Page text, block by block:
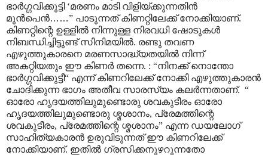
ഭാർഗ്ഗവിക്കുട്ടി ‘മരണം മാടി വിളിയ്ക്കുന്നതിൻ
മുൻപെൻ……” പാടുന്നത് കിണറ്റിലേക്ക് നോക്കിയാണ്.
കിണറ്റിന്റെ ഉള്ളിൽ നിന്നുള്ള നിരവധി ഷോടുകൾ
നിബന്ധിച്ചിട്ടുണ്ട് സിനിമയിൽ. രണ്ടു തവണ
എഴുത്തുകാരനെ മരണസാദ്ധ്യതയിൽ നിന്ന്
അകറ്റിയതും ഈ കിണർ തന്നെ. : “നിനക്ക് നൊന്തോ
ഭാർഗ്ഗവിക്കുട്ടീ“ എന്ന് കിണറിലേക്ക് നോക്കി എഴുത്തുകാരൻ
ചോദിക്കുന്ന ഭാഗം അതീവ സാരസ്യം കലർന്നതാണ്. “
ഓരോ ഹൃദയത്തിലുമുണ്ടൊരു ശവകുടീരം ഓരോ
ഹൃദയത്തിലുമുണ്ടൊരു ശ്മശാനം, പ്രേമത്തിന്റെ
ശവകുടീരം, പ്രേമത്തിന്റെ ശ്മശാനം” എന്ന ഡയലോഗ്
സാഹിത്യകാരൻ ഉരുവിടുന്നത് ഈ കിണറിലേക്ക്
നോക്കിയാണ്. ഇതിൽ ഗ്രസിക്കനുഴറുന്നതോ